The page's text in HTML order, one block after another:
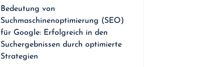
Bedeutung von
Suchmaschinenoptimierung (SEO)
für Google: Erfolgreich in den
Suchergebnissen durch optimierte
Strategien